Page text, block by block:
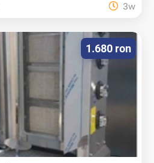
3w
1.680 ron